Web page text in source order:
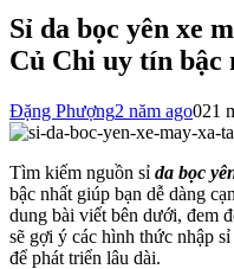
Sỉ da bọc yên xe
Củ Chi uy tín bậc
Đặng Phượng2 năm ago021
Tìm kiếm nguồn sỉ da bọc
bậc nhất giúp bạn dễ dàng
dung bài viết bên dưới, đem
sẽ gợi ý các hình thức nhập
để phát triển lâu dài.